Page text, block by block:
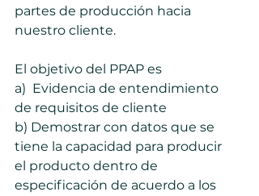
partes de producción hacia
nuestro cliente.
El objetivo del PPAP es
a)  Evidencia de entendimiento
de requisitos de cliente
b) Demostrar con datos que se
tiene la capacidad para producir
el producto dentro de
especificación de acuerdo a los